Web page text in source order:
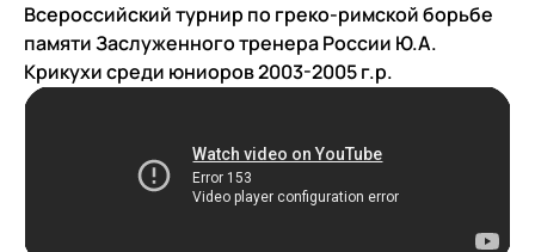
Всероссийский турнир по греко-римской борьбе
памяти Заслуженного тренера России Ю.А.
Крикухи среди юниоров 2003-2005 г.р.